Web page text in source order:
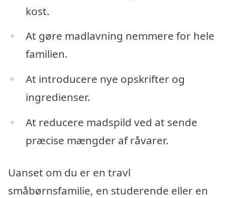
kost.
At gøre madlavning nemmere for hele
familien.
At introducere nye opskrifter og
ingredienser.
At reducere madspild ved at sende
præcise mængder af råvarer.
Uanset om du er en travl
småbørnsfamilie, en studerende eller en